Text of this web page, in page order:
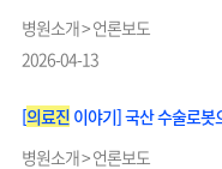
병원소개 > 언론보도
2026-04-13
[의료진이야기] 국산 수술로봇
병원소개 > 언론보도